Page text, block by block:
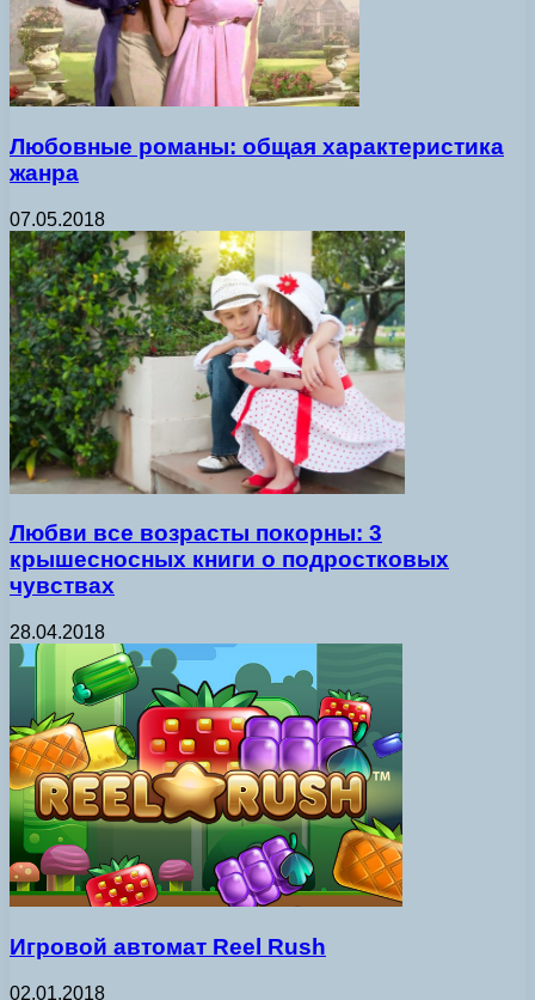
Любовные романы: общая характеристика
жанра
07.05.2018
Любви все возрасты покорны: 3
крышесносных книги о подростковых
чувствах
28.04.2018
Игровой автомат Reel Rush
02.01.2018